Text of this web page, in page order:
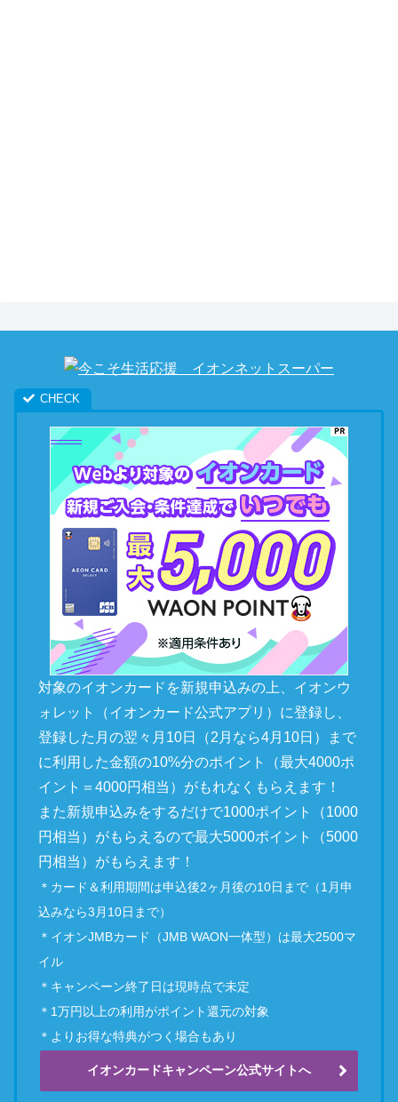
対象のイオンカードを新規申込みの上、イオンウ
ォレット（イオンカード公式アプリ）に登録し、
登録した月の翌々月10日（2月なら4月10日）まで
に利用した金額の10%分のポイント（最大4000ポ
イント＝4000円相当）がもれなくもらえます！
また新規申込みをするだけで1000ポイント（1000
円相当）がもらえるので最大5000ポイント（5000
円相当）がもらえます！
＊カード＆利用期間は申込後2ヶ月後の10日まで（1月申
込みなら3月10日まで）
＊イオンJMBカード（JMB WAON一体型）は最大2500マ
イル
＊キャンペーン終了日は現時点で未定
＊1万円以上の利用がポイント還元の対象
＊よりお得な特典がつく場合もあり
イオンカードキャンペーン公式サイトへ